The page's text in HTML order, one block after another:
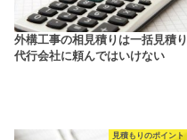
外構工事の相見積りは一括見積り
代行会社に頼んではいけない
見積もりのポイント